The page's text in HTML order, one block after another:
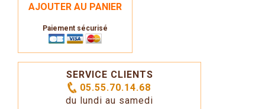
AJOUTER AU PANIER
Paiement sécurisé
SERVICE CLIENTS
05.55.70.14.68
du lundi au samedi